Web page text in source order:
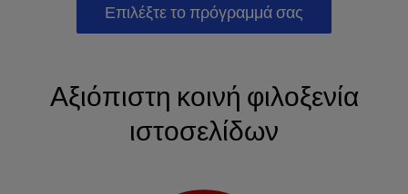
Επιλέξτε το πρόγραμμά σας
Αξιόπιστη κοινή φιλοξενία
ιστοσελίδων